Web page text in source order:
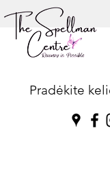
Pradėkite